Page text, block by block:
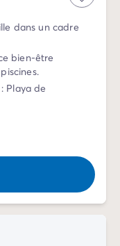
dans un cadre
bien-être
Playa de